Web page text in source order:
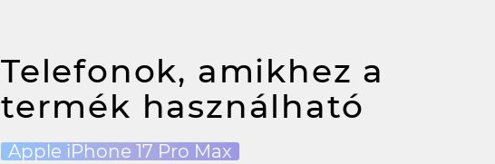
Telefonok, amikhez a
termék használható
Apple iPhone 17 Pro Max